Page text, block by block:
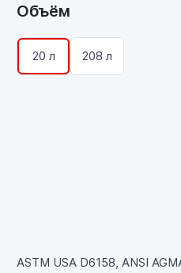
Объём
20 л 208 л
ASTM USA D6158, ANSI